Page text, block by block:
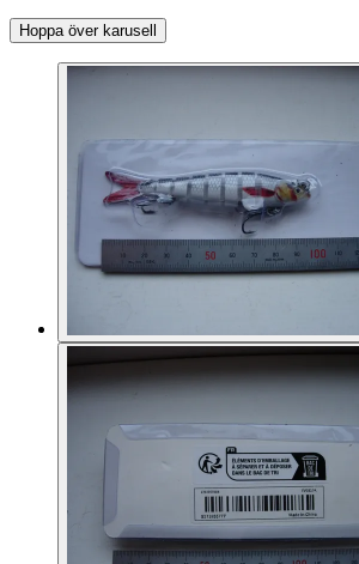
Hoppa över karusell